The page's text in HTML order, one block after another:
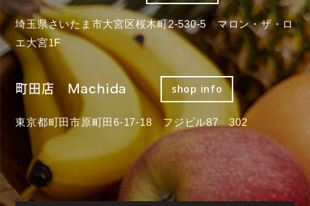
埼玉県さいたま市大宮区桜木町2-530-5 マロン・ザ・ロ
エ大宮1F
町田店 Machida shop info
東京都町田市原町田6-17-18 フジビル87 302